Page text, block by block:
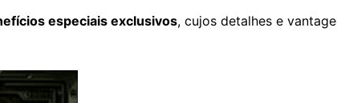
especiais exclusivos, cujos detalhes e